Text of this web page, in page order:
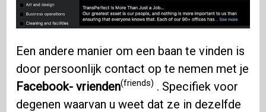
Een andere manier om een ​​baan te vinden is
door persoonlijk contact op te nemen met je
Facebook-vrienden(friends) . Specifiek voor
degenen waarvan u weet dat ze in dezelfde